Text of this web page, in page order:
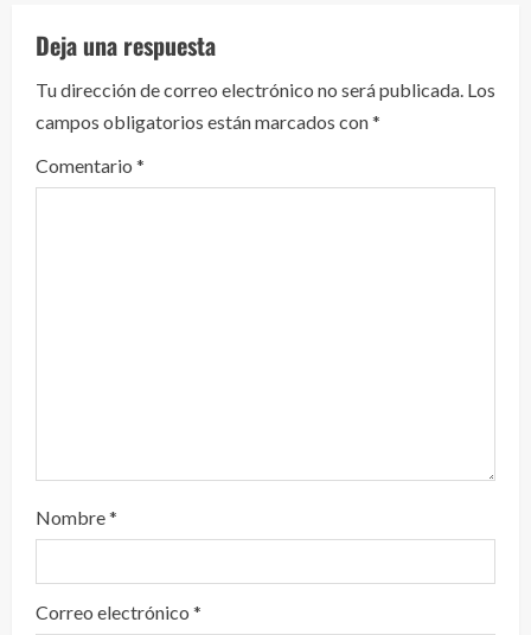
e
y
e
n
Deja una respuesta
Tu dirección de correo electrónico no será publicada. Los
campos obligatorios están marcados con*
Comentario *
Nombre*
Correo electrónico *